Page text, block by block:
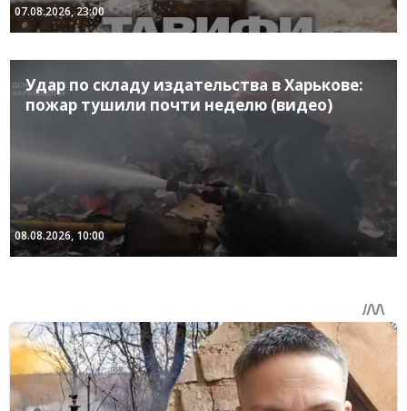
07.08.2026, 23:00
Удар по складу издательства в Харькове:
пожар тушили почти неделю (видео)
08.08.2026, 10:00